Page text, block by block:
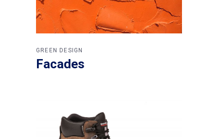
GREEN DESIGN
Facades